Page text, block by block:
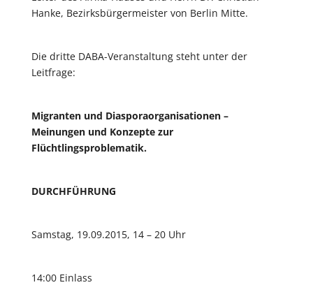
Hanke, Bezirksbürgermeister von Berlin Mitte.
Die dritte DABA-Veranstaltung steht unter der
Leitfrage:
Migranten und Diasporaorganisationen –
Meinungen und Konzepte zur
Flüchtlingsproblematik.
DURCHFÜHRUNG
Samstag, 19.09.2015, 14 – 20 Uhr
14:00 Einlass